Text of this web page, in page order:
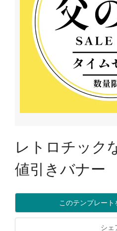
レトロチック
値引きバナー
このテンプレート
シェ